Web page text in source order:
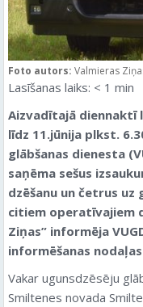
Foto autors: Valmieras
Lasīšanas laiks: < 1 min
Aizvadītajā diennaktī
līdz 11.jūnija plkst.
glābšanas dienesta
saņēma sešus
dzēšanu un četrus uz
citiem operatīvajiem
Ziņas” informēja
informēšanas
Vakar ugunsdzēsēju
Smiltenes novada